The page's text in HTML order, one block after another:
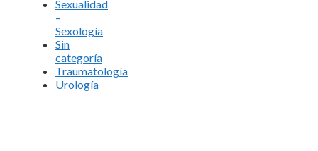
Sexualidad
–
Sexología
Sin
categoría
Traumatología
Urología